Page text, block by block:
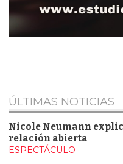
ÚLTIMAS NOTICIAS
Nicole Neumann
relación abierta
ESPECTÁCULO